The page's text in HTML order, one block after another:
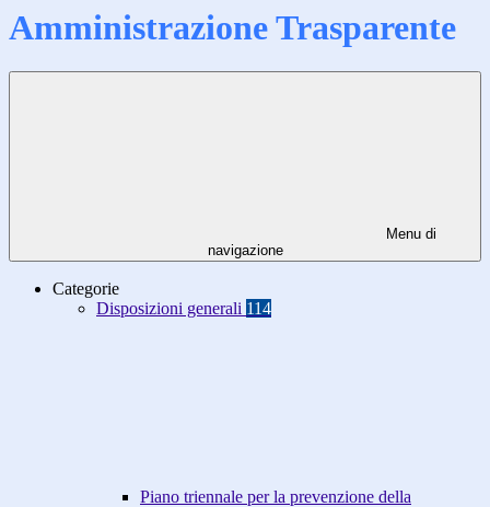
Amministrazione Trasparente
Menu di
navigazione
Categorie
Disposizioni generali 114
Piano triennale per la prevenzione della